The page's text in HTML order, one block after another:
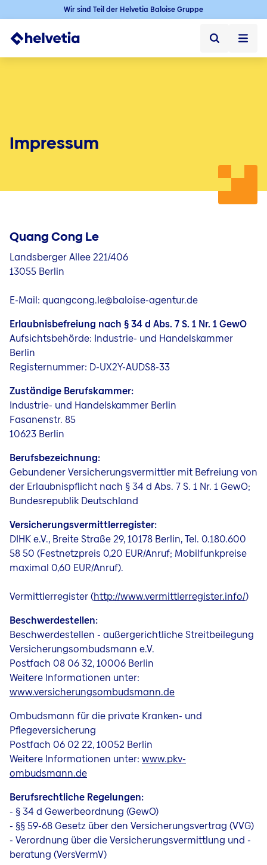
Wir sind Teil der Helvetia Baloise Gruppe
Über uns
Jobs
Impressum
Quang Cong Le
Landsberger Allee 221/406
13055 Berlin
E-Mail: quangcong.le@baloise-agentur.de
Erlaubnisbefreiung nach § 34 d Abs. 7 S. 1 Nr. 1 GewO
Aufsichtsbehörde: Industrie- und Handelskammer
Berlin
Registernummer: D-UX2Y-AUDS8-33
Zuständige Berufskammer:
Industrie- und Handelskammer Berlin
Fasanenstr. 85
10623 Berlin
Berufsbezeichnung:
Gebundener Versicherungsvermittler mit Befreiung von
der Erlaubnispflicht nach § 34 d Abs. 7 S. 1 Nr. 1 GewO;
Bundesrepublik Deutschland
Versicherungsvermittlerregister:
DIHK e.V., Breite Straße 29, 10178 Berlin, Tel. 0.180.600
58 50 (Festnetzpreis 0,20 EUR/Anruf; Mobilfunkpreise
maximal 0,60 EUR/Anruf).
Vermittlerregister (http://www.vermittlerregister.info/)
Beschwerdestellen:
Beschwerdestellen - außergerichtliche Streitbeilegung
Versicherungsombudsmann e.V.
Postfach 08 06 32, 10006 Berlin
Weitere Informationen unter:
www.versicherungsombudsmann.de
Ombudsmann für die private Kranken- und
Pflegeversicherung
Postfach 06 02 22, 10052 Berlin
Weitere Informationen unter: www.pkv-
ombudsmann.de
Berufsrechtliche Regelungen:
- § 34 d Gewerbeordnung (GewO)
- §§ 59-68 Gesetz über den Versicherungsvertrag (VVG)
- Verordnung über die Versicherungsvermittlung und -
beratung (VersVermV)